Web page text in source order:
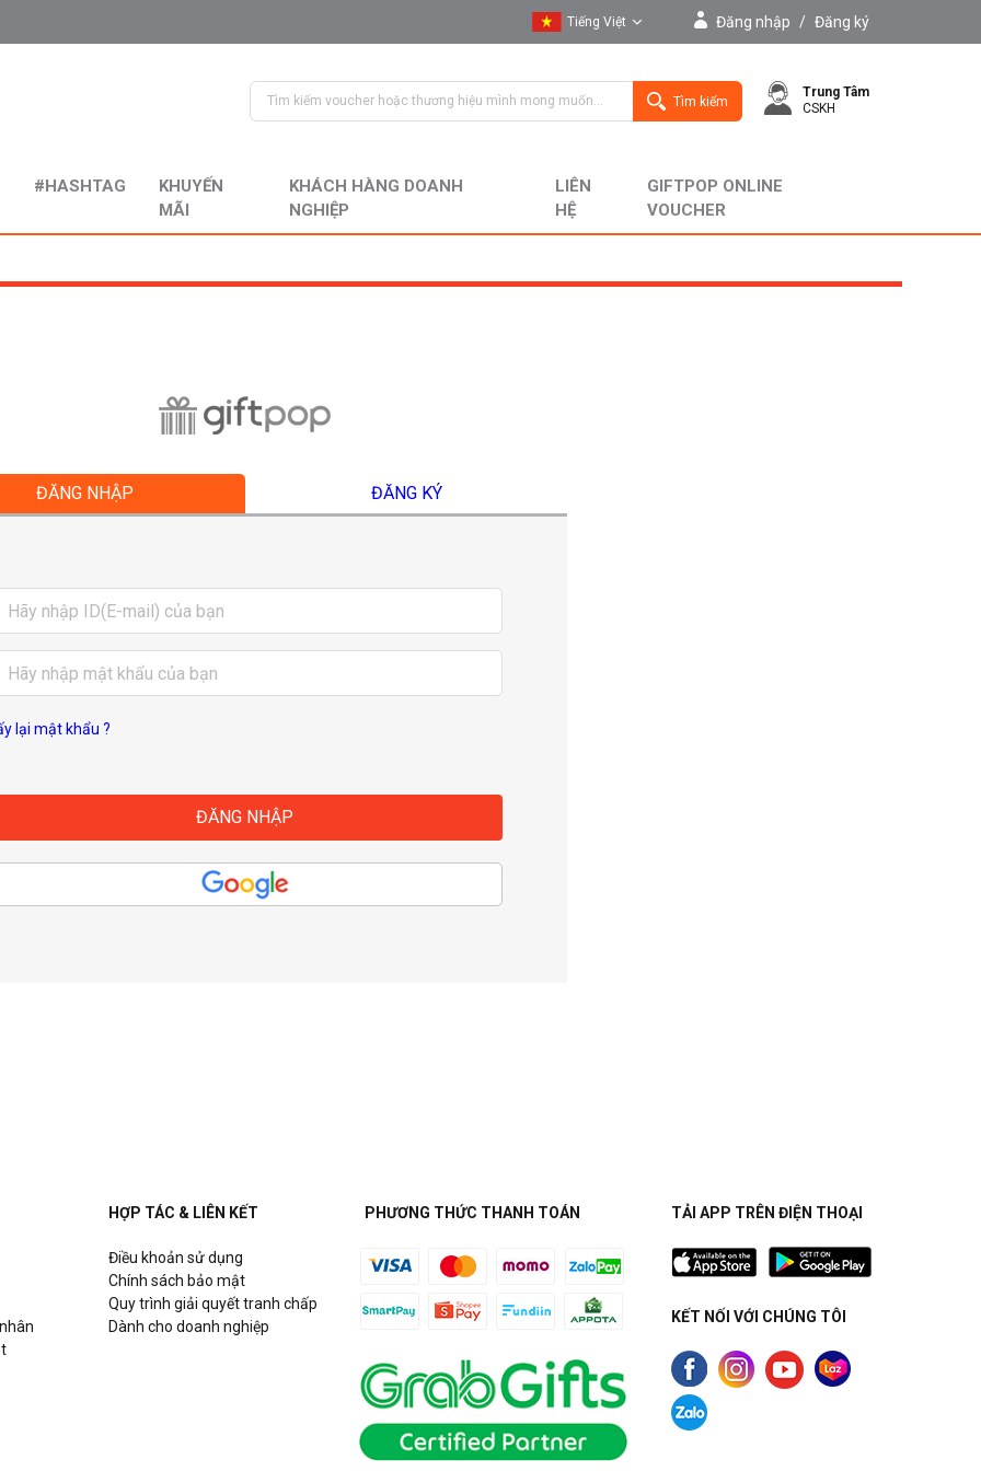
Tiếng Việt
English
Đăng nhập / Đăng ký
Tìm kiếm
Trung Tâm
CSKH
#HASHTAG
KHUYẾN
MÃI
KHÁCH HÀNG DOANH
NGHIỆP
LIÊN
HỆ
GIFTPOP ONLINE
VOUCHER
ĐĂNG NHẬP ĐĂNG KÝ
lại mật khẩu ?
HỢP TÁC & LIÊN KẾT
Điều khoản sử dụng
Chính sách bảo mật
Quy trình giải quyết tranh chấp
Dành cho doanh nghiệp
PHƯƠNG THỨC THANH TOÁN TẢI APP TRÊN ĐIỆN THOẠI
KẾT NỐI VỚI CHÚNG TÔI